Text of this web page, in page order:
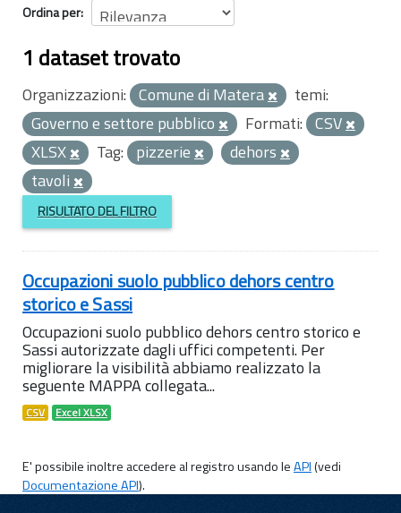
Ordina per
1 dataset trovato
Organizzazioni: Comune di Matera
temi:
Governo e settore pubblico
Formati: CSV
XLSX
Tag: pizzerie
dehors
tavoli
RISULTATO DEL FILTRO
Occupazioni suolo pubblico dehors centro
storico e Sassi
Occupazioni suolo pubblico dehors centro storico e
Sassi autorizzate dagli uffici competenti. Per
migliorare la visibilità abbiamo realizzato la
seguente MAPPA collegata...
CSV Excel XLSX
E' possibile inoltre accedere al registro usando leAPI(vedi
Documentazione API).